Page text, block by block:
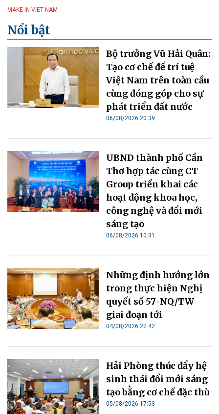
MAKE IN VIET NAM
Nổi bật
Bộ trưởng Vũ Hải Quân:
Tạo cơ chế để trí tuệ
Việt Nam trên toàn cầu
cùng đóng góp cho sự
phát triển đất nước
06/08/2026 20:39
UBND thành phố Cần
Thơ hợp tác cùng CT
Group triển khai các
hoạt động khoa học,
công nghệ và đổi mới
sáng tạo
06/08/2026 10:31
Những định hướng lớn
trong thực hiện Nghị
quyết số 57-NQ/TW
giai đoạn tới
04/08/2026 22:42
Hải Phòng thúc đẩy hệ
sinh thái đổi mới sáng
tạo bằng cơ chế đặc thù
05/08/2026 17:53